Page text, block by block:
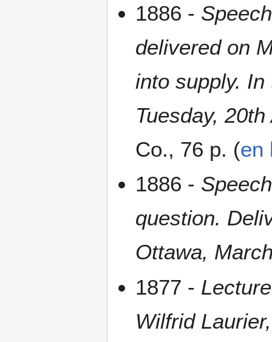
1886 -
delivered on
into supply.
Tuesday,
Co., 76 p. (en
1886 -
question.
Ottawa,
1877 -
Wilfrid